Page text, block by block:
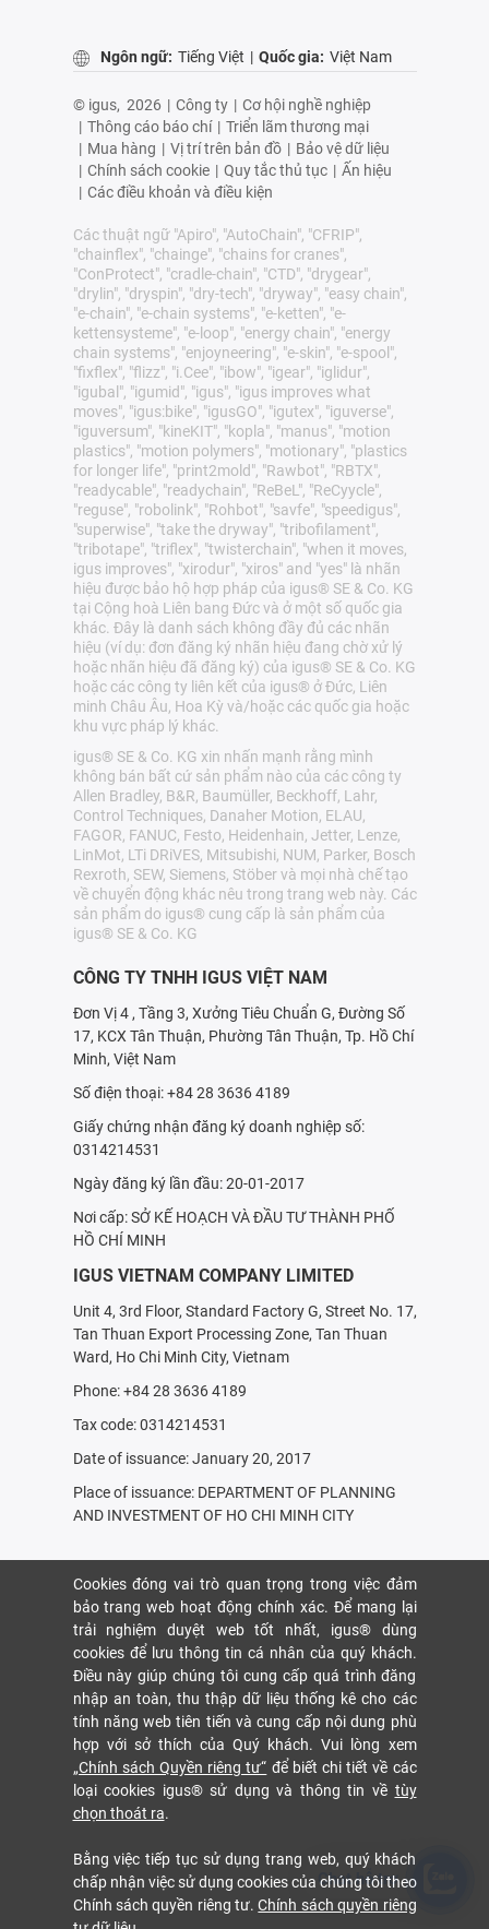
Ngôn ngữ: Tiếng Việt | Quốc gia: Việt Nam
© igus, 2026 | Công ty | Cơ hội nghề nghiệp
| Thông cáo báo chí | Triển lãm thương mại
| Mua hàng | Vị trí trên bản đồ | Bảo vệ dữ liệu
| Chính sách cookie | Quy tắc thủ tục | Ấn hiệu
| Các điều khoản và điều kiện
Các thuật ngữ "Apiro", "AutoChain", "CFRIP",
"chainflex", "chainge", "chains for cranes",
"ConProtect", "cradle-chain", "CTD", "drygear",
"drylin", "dryspin", "dry-tech", "dryway", "easy chain",
"e-chain", "e-chain systems", "e-ketten", "e-
kettensysteme", "e-loop", "energy chain", "energy
chain systems", "enjoyneering", "e-skin", "e-spool",
"fixflex", "flizz", "i.Cee", "ibow", "igear", "iglidur",
"igubal", "igumid", "igus", "igus improves what
moves", "igus:bike", "igusGO", "igutex", "iguverse",
"iguversum", "kineKIT", "kopla", "manus", "motion
plastics", "motion polymers", "motionary", "plastics
for longer life", "print2mold", "Rawbot", "RBTX",
"readycable", "readychain", "ReBeL", "ReCyycle",
"reguse", "robolink", "Rohbot", "savfe", "speedigus",
"superwise", "take the dryway", "tribofilament",
"tribotape", "triflex", "twisterchain", "when it moves,
igus improves", "xirodur", "xiros" and "yes" là nhãn
hiệu được bảo hộ hợp pháp của igus® SE & Co. KG
tại Cộng hoà Liên bang Đức và ở một số quốc gia
khác. Đây là danh sách không đầy đủ các nhãn
hiệu (ví dụ: đơn đăng ký nhãn hiệu đang chờ xử lý
hoặc nhãn hiệu đã đăng ký) của igus® SE & Co. KG
hoặc các công ty liên kết của igus® ở Đức, Liên
minh Châu Âu, Hoa Kỳ và/hoặc các quốc gia hoặc
khu vực pháp lý khác.
igus® SE & Co. KG xin nhấn mạnh rằng mình
không bán bất cứ sản phẩm nào của các công ty
Allen Bradley, B&R, Baumüller, Beckhoff, Lahr,
Control Techniques, Danaher Motion, ELAU,
FAGOR, FANUC, Festo, Heidenhain, Jetter, Lenze,
LinMot, LTi DRiVES, Mitsubishi, NUM, Parker, Bosch
Rexroth, SEW, Siemens, Stöber và mọi nhà chế tạo
về chuyển động khác nêu trong trang web này. Các
sản phẩm do igus® cung cấp là sản phẩm của
igus® SE & Co. KG
CÔNG TY TNHH IGUS VIỆT NAM
Đơn Vị 4 , Tầng 3, Xưởng Tiêu Chuẩn G, Đường Số
17, KCX Tân Thuận, Phường Tân Thuận, Tp. Hồ Chí
Minh, Việt Nam
Số điện thoại: +84 28 3636 4189
Giấy chứng nhận đăng ký doanh nghiệp số:
0314214531
Ngày đăng ký lần đầu: 20-01-2017
Nơi cấp: SỞ KẾ HOẠCH VÀ ÐẦU TƯ THÀNH PHỐ
HỒ CHÍ MINH
IGUS VIETNAM COMPANY LIMITED
Unit 4, 3rd Floor, Standard Factory G, Street No. 17,
Tan Thuan Export Processing Zone, Tan Thuan
Ward, Ho Chi Minh City, Vietnam
Phone: +84 28 3636 4189
Tax code: 0314214531
Date of issuance: January 20, 2017
Place of issuance: DEPARTMENT OF PLANNING
AND INVESTMENT OF HO CHI MINH CITY
Cookies đóng vai trò quan trọng trong việc đảm
bảo trang web hoạt động chính xác. Để mang lại
trải nghiệm duyệt web tốt nhất, igus® dùng
cookies để lưu thông tin cá nhân của quý khách.
Điều này giúp chúng tôi cung cấp quá trình đăng
nhập an toàn, thu thập dữ liệu thống kê cho các
tính năng web tiên tiến và cung cấp nội dung phù
hợp với sở thích của Quý khách. Vui lòng xem
„Chính sách Quyền riêng tư“ để biết chi tiết về các
loại cookies igus® sử dụng và thông tin về tùy
chọn thoát ra.
Bằng việc tiếp tục sử dụng trang web, quý khách
chấp nhận việc sử dụng cookies của chúng tôi theo
Chính sách quyền riêng tư.Chính sách quyền riêng
Chat hỗ trợ